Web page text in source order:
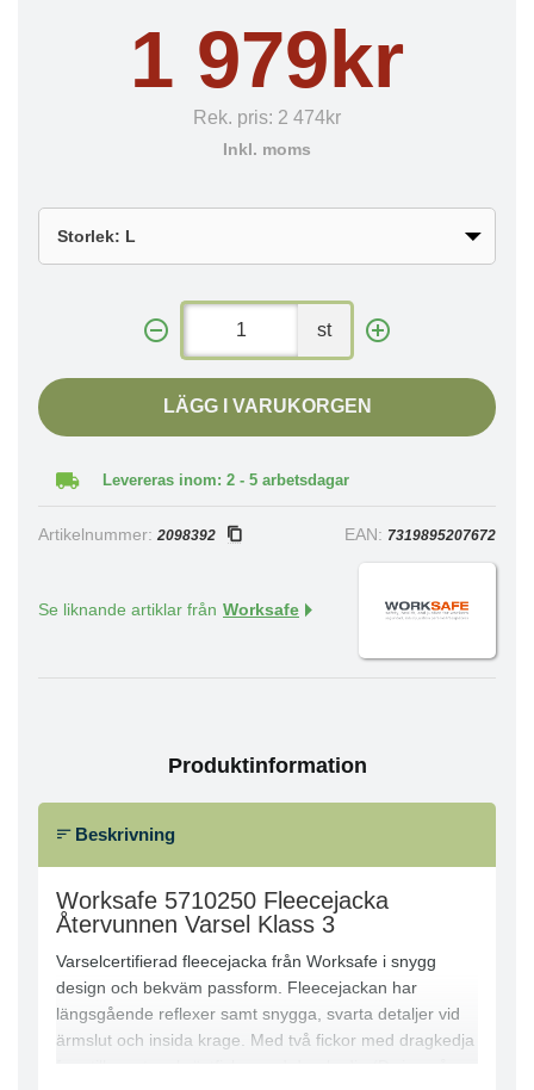
1 979kr
Rek. pris: 2 474kr
Inkl. moms
st
LÄGG I VARUKORGEN
Levereras inom: 2 - 5 arbetsdagar
Artikelnummer: 2098392 EAN: 7319895207672
Se liknande artiklar från Worksafe
Produktinformation
Beskrivning
Worksafe 5710250 Fleecejacka
Återvunnen Varsel Klass 3
Varselcertifierad fleecejacka från Worksafe i snygg
design och bekväm passform. Fleecejackan har
längsgående reflexer samt snygga, svarta detaljer vid
ärmslut och insida krage. Med två fickor med dragkedja